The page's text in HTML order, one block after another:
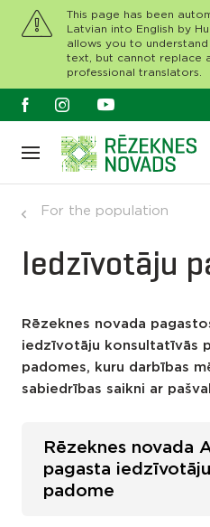
This page has been
Latvian into English by
allows you to
text, but cannot replace
professional translators.
For the population
Iedzīvotāju
Rēzeknes novada
iedzīvotāju konsultatīvās
padomes, kuru darbības
sabiedrības saikni ar
Rēzeknes novada
pagasta
padome